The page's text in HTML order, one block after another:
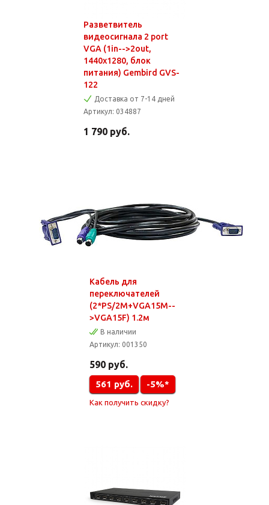
Разветвитель
видеосигнала 2 port
VGA (1in-->2out,
1440x1280, блок
питания) Gembird GVS-
122
Доставка от 7-14 дней
Артикул: 034887
1 790 руб.
Кабель для
переключателей
(2*PS/2M+VGA15M--
>VGA15F) 1.2м
В наличии
Артикул: 001350
590 руб.
561 руб. -5%*
Как получить скидку?